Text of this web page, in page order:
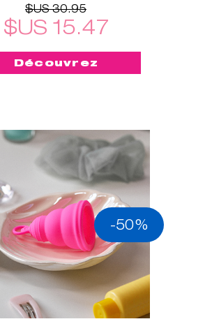
$US 30.95
$US 15.47
Découvrez
-50%